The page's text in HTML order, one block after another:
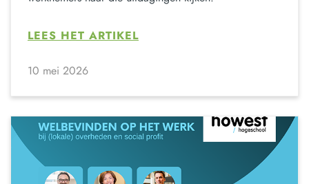
LEES HET ARTIKEL
10 mei 2026